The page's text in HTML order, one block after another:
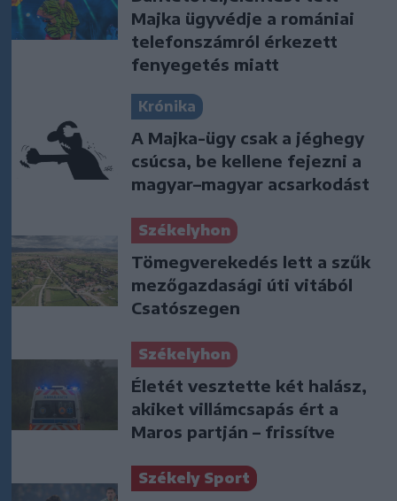
Majka ügyvédje a romániai
telefonszámról érkezett
fenyegetés miatt
Krónika
A Majka-ügy csak a jéghegy
csúcsa, be kellene fejezni a
magyar–magyar acsarkodást
Székelyhon
Tömegverekedés lett a szűk
mezőgazdasági úti vitából
Csatószegen
Székelyhon
Életét vesztette két halász,
akiket villámcsapás ért a
Maros partján – frissítve
Székely Sport